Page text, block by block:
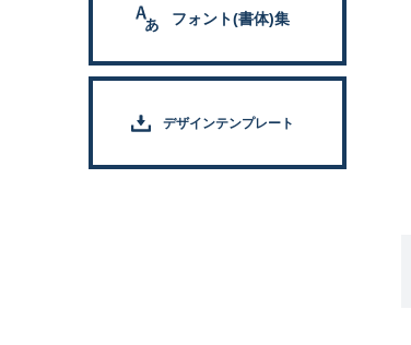
フォント(書体)集
デザインテンプレート